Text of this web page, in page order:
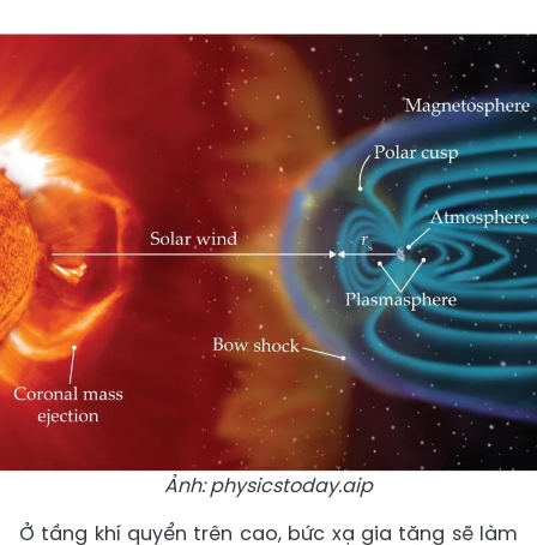
Ảnh: physicstoday.aip
Ở tầng khí quyển trên cao, bức xạ gia tăng sẽ làm